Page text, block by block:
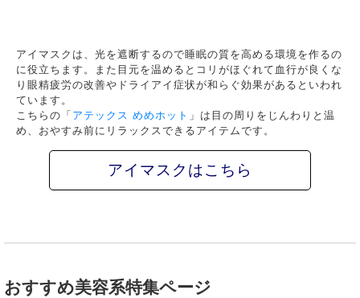
アイマスクは、光を遮断するので睡眠の質を高める環境を作るの
に役立ちます。また目元を温めるとコリがほぐれて血行が良くな
り眼精疲労の改善やドライアイ症状が和らぐ効果があるといわれ
ています。
こちらの「 アテックス めめホット 」は目の周りをじんわりと温
め、おやすみ前にリラックスできるアイテムです。
アイマスクはこちら
おすすめ美容系特集ページ